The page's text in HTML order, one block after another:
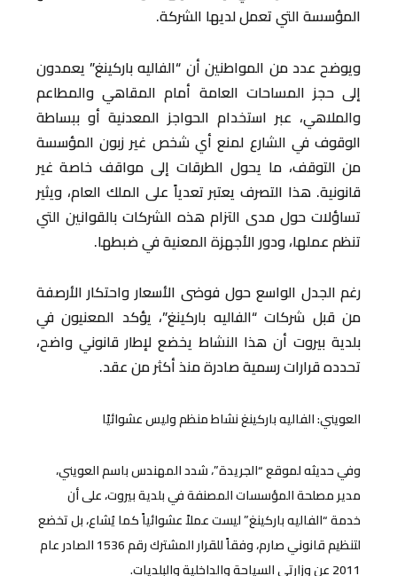
المؤسسة التي تعمل لديها الشركة.
ويوضح عدد من المواطنين أن “الفاليه باركينغ” يعمدون
إلى حجز المساحات العامة أمام المقاهي والمطاعم
والملاهي، عبر استخدام الحواجز المعدنية أو ببساطة
الوقوف في الشارع لمنع أي شخص غير زبون المؤسسة
من التوقف، ما يحول الطرقات إلى مواقف خاصة غير
قانونية. هذا التصرف يعتبر تعدياً على الملك العام، ويثير
تساؤلات حول مدى التزام هذه الشركات بالقوانين التي
تنظم عملها، ودور الأجهزة المعنية في ضبطها.
رغم الجدل الواسع حول فوضى الأسعار واحتكار الأرصفة
من قبل شركات “الفاليه باركينغ”، يؤكد المعنيون في
بلدية بيروت أن هذا النشاط يخضع لإطار قانوني واضح،
تحدده قرارات رسمية صادرة منذ أكثر من عقد.
العويني: الفاليه باركينغ نشاط منظم وليس عشوائيًا
وفي حديثه لموقع “الجريدة”، شدد المهندس باسم العويني،
مدير مصلحة المؤسسات المصنفة في بلدية بيروت، على أن
خدمة “الفاليه باركينغ” ليست عملاً عشوائياً كما يُشاع، بل تخضع
لتنظيم قانوني صارم، وفقاً للقرار المشترك رقم 1536 الصادر عام
2011 عن وزارتي السياحة والداخلية والبلديات.